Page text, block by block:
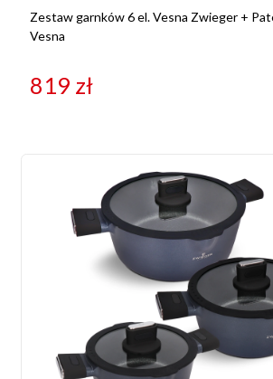
Zestaw garnków 6 el. Vesna Zwieger +
Vesna
819 zł